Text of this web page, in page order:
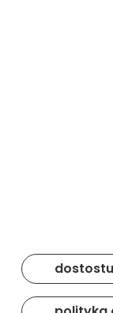
Twoich danych
w Gdańsku przy